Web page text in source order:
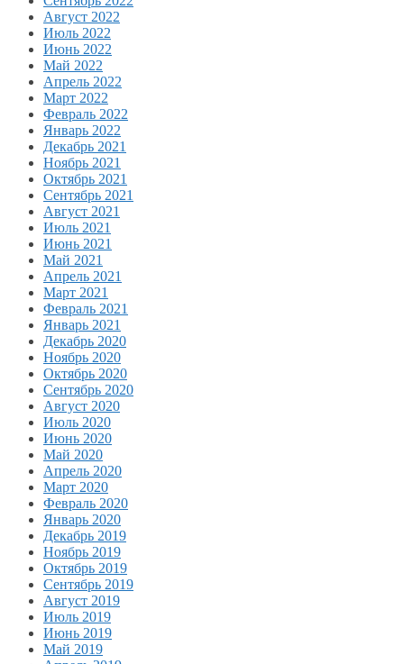
Август 2022
Июль 2022
Июнь 2022
Май 2022
Апрель 2022
Март 2022
Февраль 2022
Январь 2022
Декабрь 2021
Ноябрь 2021
Октябрь 2021
Сентябрь 2021
Август 2021
Июль 2021
Июнь 2021
Май 2021
Апрель 2021
Март 2021
Февраль 2021
Январь 2021
Декабрь 2020
Ноябрь 2020
Октябрь 2020
Сентябрь 2020
Август 2020
Июль 2020
Июнь 2020
Май 2020
Апрель 2020
Март 2020
Февраль 2020
Январь 2020
Декабрь 2019
Ноябрь 2019
Октябрь 2019
Сентябрь 2019
Август 2019
Июль 2019
Июнь 2019
Май 2019